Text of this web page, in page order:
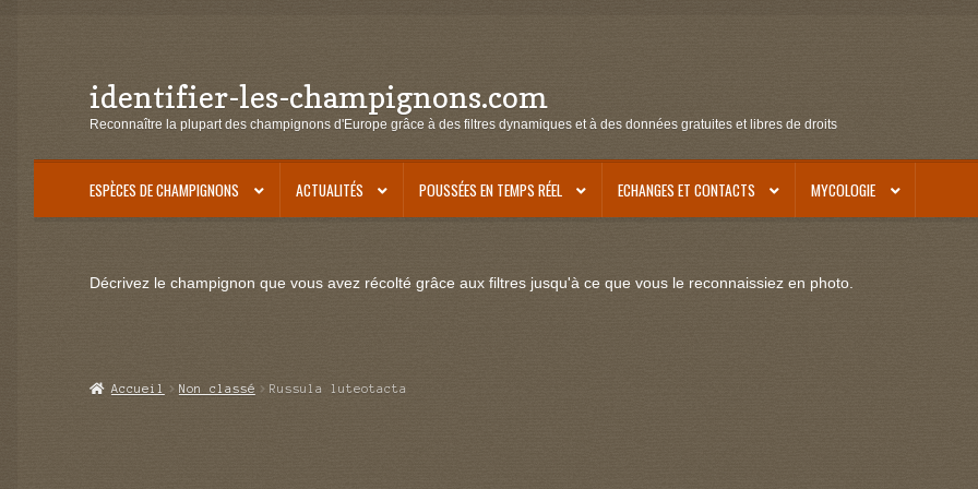
Aller
à
navigation
Aller
au
identifier-les-champignons.com
Reconnaître la plupart des champignons d'Europe grâce à des filtres dynamiques et à des données gratuites et libres de droits
ESPÈCES DE CHAMPIGNONS ACTUALITÉS POUSSÉES EN TEMPS RÉEL ECHANGES ET CONTACTS MYCOLOGIE
Décrivez le champignon que vous avez récolté grâce aux filtres jusqu'à ce que vous le reconnaissiez en photo.
Accueil Non classé Russula luteotacta